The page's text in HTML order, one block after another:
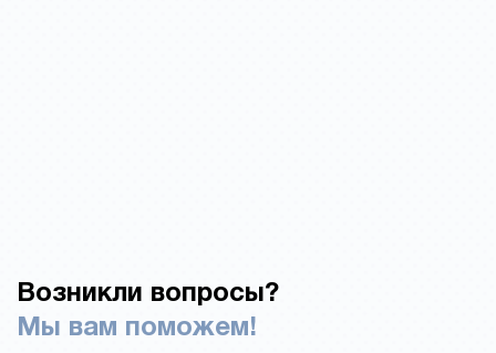
Возникли вопросы?
Мы вам поможем!